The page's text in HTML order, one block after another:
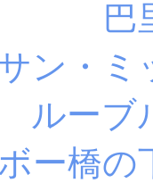
巴
ン・ミ
ルーブ
ー橋